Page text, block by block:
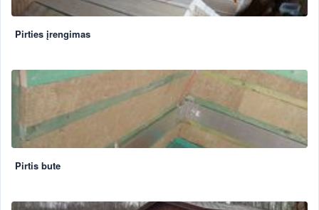
Pirties įrengimas
Pirtis bute